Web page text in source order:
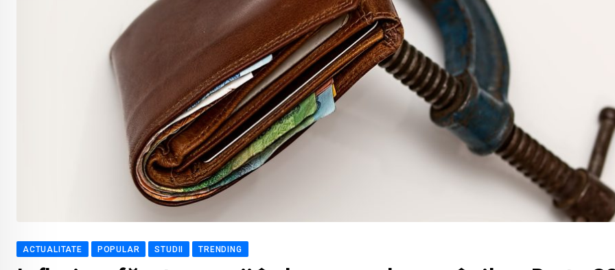
ACTUALITATE POPULAR STUDII TRENDING